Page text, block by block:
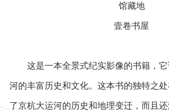
馆藏地
壹卷书屋
这是一本全景式纪实影像的书籍，
河的丰富历史和文化。这本书的独特之
了京杭大运河的历史和地理变迁，而且